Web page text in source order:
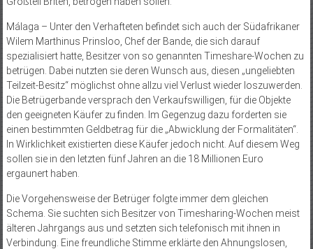
Málaga – Unter den Verhafteten befindet sich auch der Südafrikaner
Wilem Marthinus Prinsloo, Chef der Bande, die sich darauf
spezialisiert hatte, Besitzer von so genannten Timeshare-Wochen zu
betrügen. Dabei nutzten sie deren Wunsch aus, diesen „ungeliebten
Teilzeit-Besitz“ möglichst ohne allzu viel Verlust wieder loszuwerden.
Die Betrügerbande versprach den Verkaufswilligen, für die Objekte
den geeigneten Käufer zu finden. Im Gegenzug dazu forderten sie
einen bestimmten Geldbetrag für die „Abwicklung der Formalitäten“.
In Wirklichkeit existierten diese Käufer jedoch nicht. Auf diesem Weg
sollen sie in den letzten fünf Jahren an die 18 Millionen Euro
ergaunert haben.
Die Vorgehensweise der Betrüger folgte immer dem gleichen
Schema. Sie suchten sich Besitzer von Timesharing-Wochen meist
älteren Jahrgangs aus und setzten sich telefonisch mit ihnen in
Verbindung. Eine freundliche Stimme erklärte den Ahnungslosen,